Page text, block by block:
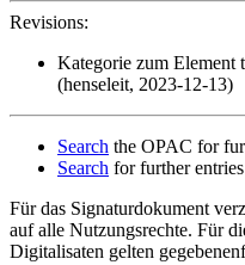
Revisions:
Kategorie zum Element
(henseleit, 2023-12-13)
Search the OPAC for
Search for further
Für das Signaturdokument
auf alle Nutzungsrechte. Für
Digitalisaten gelten